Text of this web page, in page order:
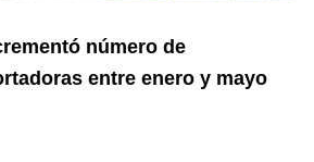
número de
entre enero y mayo